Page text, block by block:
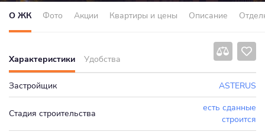
О ЖК Фото Акции Квартиры и цены Описание
Характеристики Удобства
Застройщик ASTERUS
Стадия строительства
есть сданные
строится